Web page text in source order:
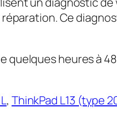
réparation. Ce
quelques heures à
, ThinkPad L13 (type